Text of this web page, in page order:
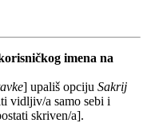
imena na
] upališ opciju Sakrij
vidljiv/a samo sebi i
skriven/a].